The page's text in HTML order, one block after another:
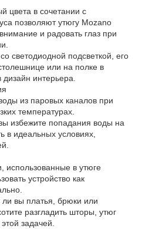
цвета в сочетании с
позволяют утюгу Mozano
и радовать глаз при
светодиодной подсветкой, его
или на полке в
дизайн интерьера.
из паровых каналов при
температурах.
избежите попадания воды на
в идеальных условиях,
использованные в утюге
устройство как
ли вы платья, брюки или
разгладить шторы, утюг
задачей.